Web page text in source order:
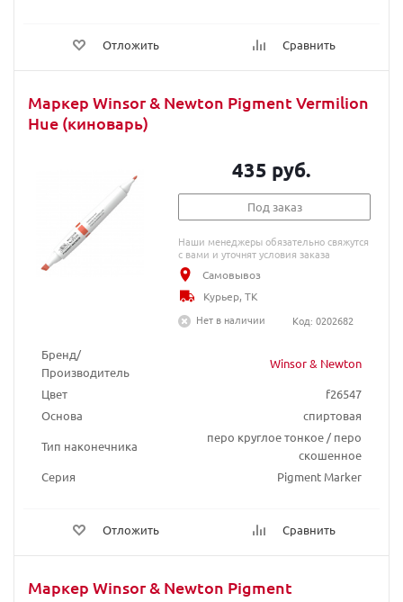
Отложить Сравнить
Маркер Winsor & Newton Pigment Vermilion
Hue (киноварь)
Бренд/
Производитель
Winsor & Newton
Цвет
f26547
Основа
спиртовая
Тип наконечника
перо круглое тонкое / перо
скошенное
Серия
Pigment Marker
Отложить Сравнить
435 руб.
Под заказ
Наши менеджеры обязательно свяжутся
с вами и уточнят условия заказа
Самовывоз
Курьер, ТК
Нет в наличии
Код: 0202682
Маркер Winsor & Newton Pigment